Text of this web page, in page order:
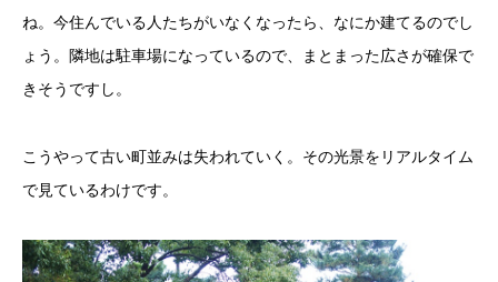
ね。今住んでいる人たちがいなくなったら、なにか建てるのでし
ょう。隣地は駐車場になっているので、まとまった広さが確保で
きそうですし。
こうやって古い町並みは失われていく。その光景をリアルタイム
で見ているわけです。